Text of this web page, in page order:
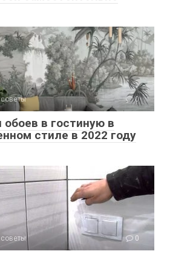
0
обоев в гостиную в
стиле в 2022 году
0